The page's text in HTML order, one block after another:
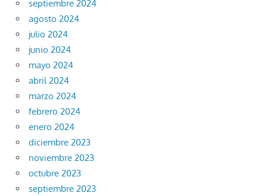
septiembre 2024
agosto 2024
julio 2024
junio 2024
mayo 2024
abril 2024
marzo 2024
febrero 2024
enero 2024
diciembre 2023
noviembre 2023
octubre 2023
septiembre 2023